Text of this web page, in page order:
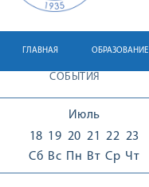
ГЛАВНАЯ ОБРАЗОВАНИЕ
СОБЫТИЯ
Июль
18
Сб
19
Вс
20
Пн
21
Вт
22
Ср
23
Чт